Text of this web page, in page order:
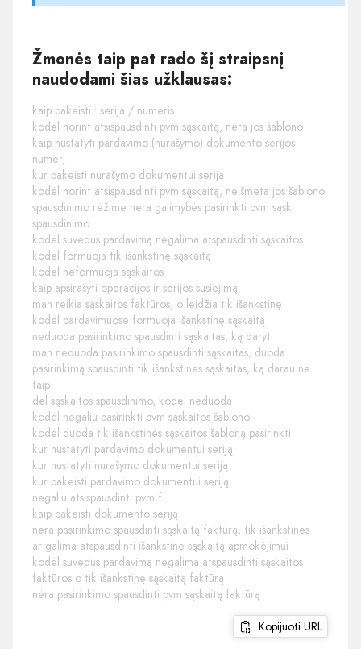
Žmonės taip pat rado šį straipsnį
naudodami šias užklausas:
kaip pakeisti : serija / numeris
kodėl norint atsispausdinti pvm sąskaitą, nėra jos šablono
kaip nustatyti pardavimo (nurašymo) dokumento serijos
numerį
kur pakeisti nurašymo dokumentui seriją
kodėl norint atsispausdinti pvm sąskaitą, neišmeta jos šablono
spausdinimo rėžime nėra galimybės pasirinkti pvm sąsk.
spausdinimo
kodėl suvedus pardavimą negalima atspausdinti sąskaitos
kodėl formuoja tik išankstinę sąskaitą
kodėl neformuoja sąskaitos
kaip apsirašyti operacijos ir serijos susiejimą
man reikia sąskaitos faktūros, o leidžia tik išankstinę
kodėl pardavimuose formuoja išankstinę sąskaitą
neduoda pasirinkimo spausdinti sąskaitas, ką daryti
man neduoda pasirinkimo spausdinti sąskaitas, duoda
pasirinkimą spausdinti tik išankstines sąskaitas, ką darau ne
taip
dėl sąskaitos spausdinimo, kodėl neduoda
kodėl negaliu pasirinkti pvm sąskaitos šablono
kodėl duoda tik išankstinės sąskaitos šabloną pasirinkti
kur nustatyti pardavimo dokumentui seriją
kur nustatyti nurašymo dokumentui seriją
kur pakeisti pardavimo dokumentui seriją
negaliu atsispausdinti pvm f
kaip pakeisti dokumento seriją
nėra pasirinkimo spausdinti sąskaitą faktūrą, tik išankstinės
ar galima atspausdinti išankstinę sąskaitą apmokėjimui
kodėl suvedus pardavimą negalima atspausdinti sąskaitos
faktūros o tik išankstinę sąskaitą faktūrą
nėra pasirinkimo spausdinti pvm sąskaitą faktūrą
Kopijuoti URL